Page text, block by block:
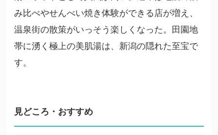
み比べやせんべい焼き体験ができる店が増え、
温泉街の散策がいっそう楽しくなった。田園地
帯に湧く極上の美肌湯は、新潟の隠れた至宝で
す。
見どころ・おすすめ